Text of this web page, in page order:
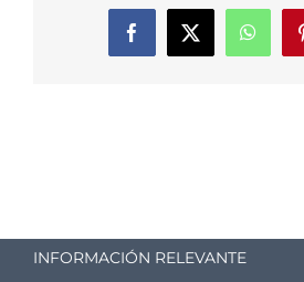
Facebook
X
INFORMACIÓN RELEVANTE